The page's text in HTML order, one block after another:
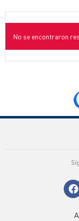
No se encontraron